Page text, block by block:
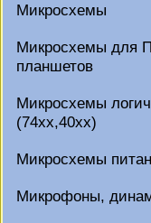
Микросхемы
Микросхемы для
планшетов
Микросхемы
(74xx,40xx)
Микросхемы
Микрофоны,